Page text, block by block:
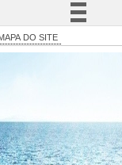
Canais
DO SITE